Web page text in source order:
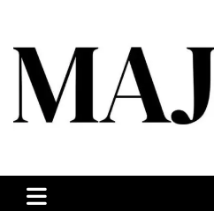
contenu